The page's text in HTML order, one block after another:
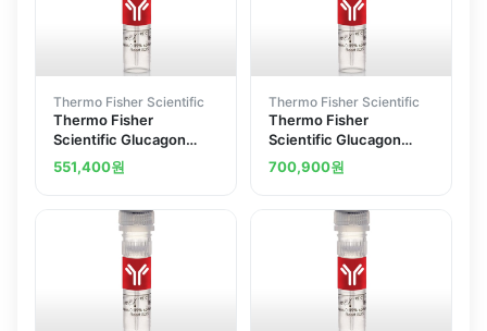
Thermo Fisher Scientific
Thermo Fisher
Scientific Glucagon
Receptor Polyclonal
Antibody
551,400원
Thermo Fisher Scientific
Thermo Fisher
Scientific Glucagon
Receptor Polyclonal
Antibody
700,900원